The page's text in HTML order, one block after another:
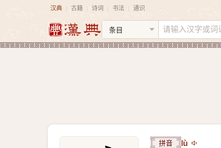
汉典 古籍 诗词 书法 通识
拼音 lù